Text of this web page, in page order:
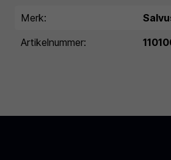
Merk:
Artikelnummer: